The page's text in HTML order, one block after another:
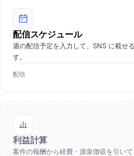
配信スケジュール
週の配信予定を入力して、SNS に載せ
す。
配信
利益計算
案件の報酬から経費・源泉徴収を引い